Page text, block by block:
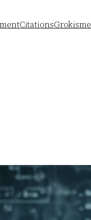
CitationsGrokisme